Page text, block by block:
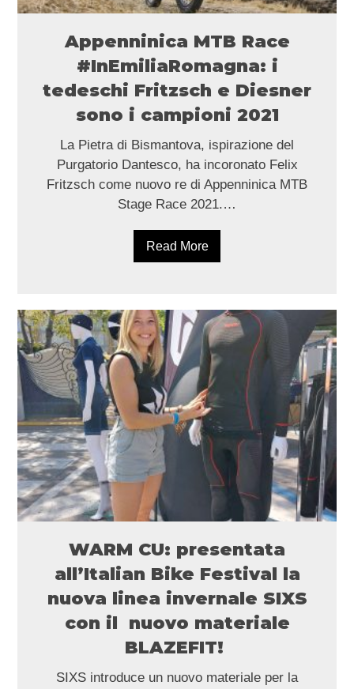
Appenninica MTB Race
#InEmiliaRomagna: i
tedeschi Fritzsch e Diesner
sono i campioni 2021
La Pietra di Bismantova, ispirazione del
Purgatorio Dantesco, ha incoronato Felix
Fritzsch come nuovo re di Appenninica MTB
Stage Race 2021.…
Read More
WARM CU: presentata
all’Italian Bike Festival la
nuova linea invernale SIXS
con il nuovo materiale
BLAZEFIT!
SIXS introduce un nuovo materiale per la